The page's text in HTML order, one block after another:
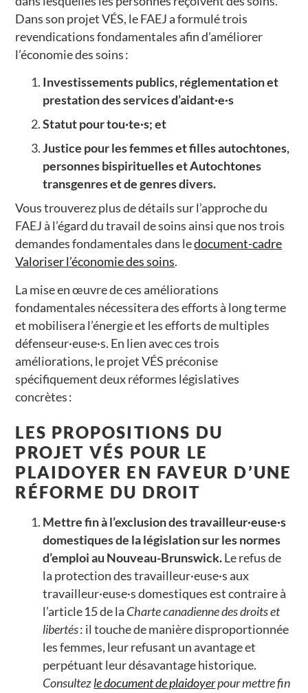
Dans son projet VÉS, le FAEJ a formulé trois
revendications fondamentales afin d’améliorer
l’économie des soins :
Investissements publics, réglementation et
prestation des services d’aidant·e·s
Statut pour tou·te·s; et
Justice pour les femmes et filles autochtones,
personnes bispirituelles et Autochtones
transgenres et de genres divers.
Vous trouverez plus de détails sur l’approche du
FAEJ à l’égard du travail de soins ainsi que nos trois
demandes fondamentales dans ledocument-cadre
Valoriser l’économie des soins.
La mise en œuvre de ces améliorations
fondamentales nécessitera des efforts à long terme
et mobilisera l’énergie et les efforts de multiples
défenseur·euse·s. En lien avec ces trois
améliorations, le projet VÉS préconise
spécifiquement deux réformes législatives
concrètes :
LES PROPOSITIONS DU
PROJET VÉS POUR LE
PLAIDOYER EN FAVEUR D’UNE
RÉFORME DU DROIT
Mettre fin à l’exclusion des travailleur·euse·s
domestiques de la législation sur les normes
d’emploi au Nouveau-Brunswick.Le refus de
la protection des travailleur·euse·s aux
travailleur·euse·s domestiques est contraire à
l’article 15 de la Charte canadienne des droits et
libertés: il touche de manière disproportionnée
les femmes, leur refusant un avantage et
perpétuant leur désavantage historique.
Consultezle document de plaidoyerpour mettre fin